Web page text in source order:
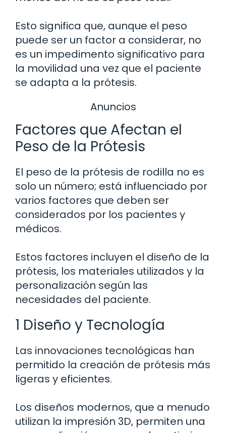
Esto significa que, aunque el peso
puede ser un factor a considerar, no
es un impedimento significativo para
la movilidad una vez que el paciente
se adapta a la prótesis.
Anuncios
Factores que Afectan el
Peso de la Prótesis
El peso de la prótesis de rodilla no es
solo un número; está influenciado por
varios factores que deben ser
considerados por los pacientes y
médicos.
Estos factores incluyen el diseño de la
prótesis, los materiales utilizados y la
personalización según las
necesidades del paciente.
1 Diseño y Tecnología
Las innovaciones tecnológicas han
permitido la creación de prótesis más
ligeras y eficientes.
Los diseños modernos, que a menudo
utilizan la impresión 3D, permiten una